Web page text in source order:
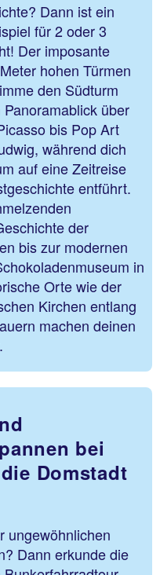
Dann ist ein
für 2 oder 3
Der imposante
hohen Türmen
den Südturm
über
bis Pop Art
während dich
auf eine Zeitreise
entführt.
der
bis zur modernen
in
Orte wie der
Kirchen entlang
machen deinen
bei
Domstadt
ungewöhnlichen
Dann erkunde die